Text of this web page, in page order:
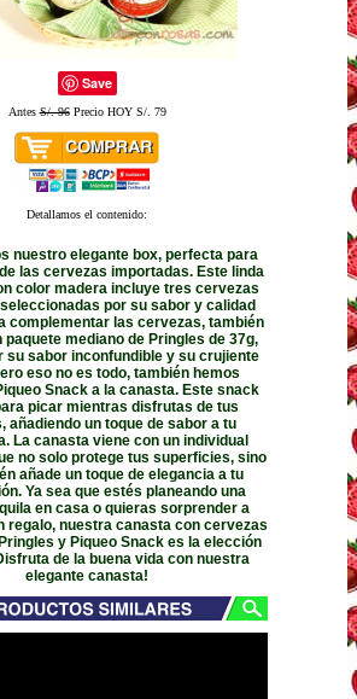
Save
AntesS/. 96Precio HOY S/. 79
Detallamos el contenido:
nuestro elegante box, perfecta para
las cervezas importadas. Este linda
color madera incluye tres cervezas
por su sabor y calidad
complementar las cervezas, también
paquete mediano de Pringles de 37g,
su sabor inconfundible y su crujiente
eso no es todo, también hemos
Snack a la canasta. Este snack
picar mientras disfrutas de tus
añadiendo un toque de sabor a tu
La canasta viene con un individual
no solo protege tus superficies, sino
añade un toque de elegancia a tu
Ya sea que estés planeando una
en casa o quieras sorprender a
regalo, nuestra canasta con cervezas
y Piqueo Snack es la elección
de la buena vida con nuestra
elegante canasta!